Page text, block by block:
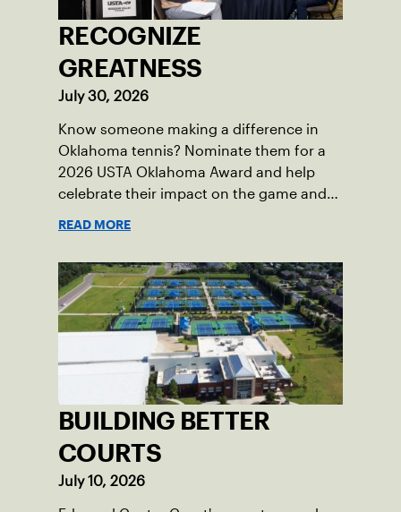
RECOGNIZE
GREATNESS
July 30, 2026
Know someone making a difference in
Oklahoma tennis? Nominate them for a
2026 USTA Oklahoma Award and help
celebrate their impact on the game and
READ MORE
BUILDING BETTER
COURTS
July 10, 2026